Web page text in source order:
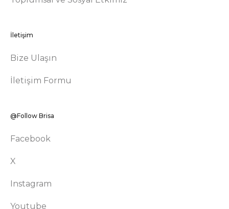
İletişim
Bize Ulaşın
İletişim Formu
@Follow Brisa
Facebook
X
Instagram
Youtube